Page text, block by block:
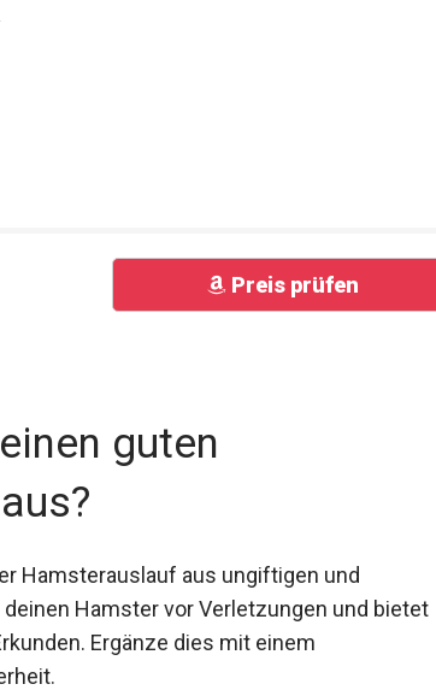
Preis prüfen
guten
Hamsterauslauf aus ungiftigen und
Hamster vor Verletzungen und bietet
Ergänze dies mit einem